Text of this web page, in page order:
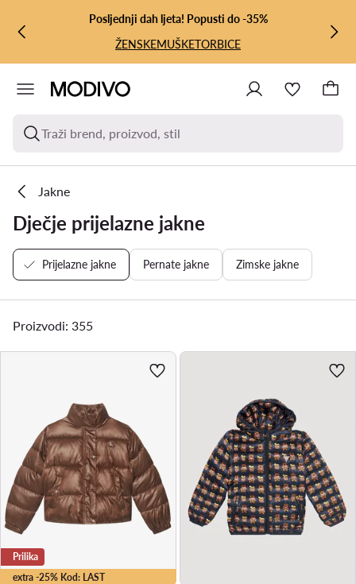
PRIJEĐI NA GLAVNI SADRŽAJ
PRIJEĐI NA PRETRAŽIVANJE
Posljednji dah ljeta! Popusti do -35%
ŽENSKEMUŠKETORBICE
Traži brend, proizvod, stil
Jakne
Dječje prijelazne jakne
Prijelazne jakne Pernate jakne Zimske jakne
Proizvodi: 355
extra -25% Kod: LAST
Prilika